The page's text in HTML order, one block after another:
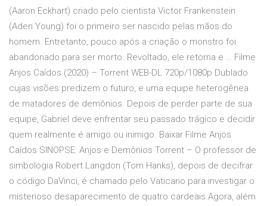
(Aaron Eckhart) criado pelo cientista Victor Frankenstein
(Aden Young) foi o primeiro ser nascido pelas mãos do
homem. Entretanto, pouco após a criação o monstro foi
abandonado para ser morto. Revoltado, ele retorna e … Filme
Anjos Caídos (2020) – Torrent WEB-DL 720p/1080p Dublado
cujas visões predizem o futuro, e uma equipe heterogênea
de matadores de demônios. Depois de perder parte de sua
equipe, Gabriel deve enfrentar seu passado trágico e decidir
quem realmente é amigo ou inimigo. Baixar Filme Anjos
Caídos SINOPSE: Anjos e Demônios Torrent – O professor de
simbologia Robert Langdon (Tom Hanks), depois de decifrar
o código DaVinci, é chamado pelo Vaticano para investigar o
misterioso desaparecimento de quatro cardeais.Agora, além